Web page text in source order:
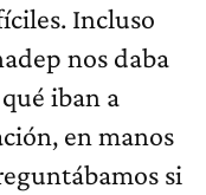
Incluso
nos daba
iban a
en manos
si